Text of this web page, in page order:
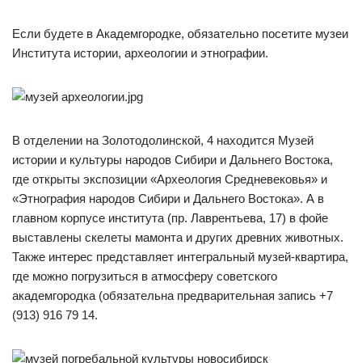
Если будете в Академгородке, обязательно посетите музеи
Института истории, археологии и этнографии.
В отделении на Золотодолинской, 4 находится Музей
истории и культуры народов Сибири и Дальнего Востока,
где открыты экспозиции «Археология Средневековья» и
«Этнография народов Сибири и Дальнего Востока». А в
главном корпусе института (пр. Лаврентьева, 17) в фойе
выставлены скелеты мамонта и других древних животных.
Также интерес представляет интегральный музей-квартира,
где можно погрузиться в атмосферу советского
академгородка (обязательна предварительная запись +7
(913) 916 79 14.